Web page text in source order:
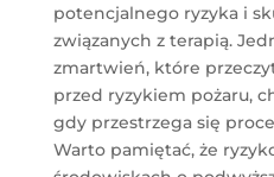
potencjalnego ryzyka i
związanych z terapią.
zmartwień, które
przed ryzykiem pożaru,
gdy przestrzega się
Warto pamiętać, że